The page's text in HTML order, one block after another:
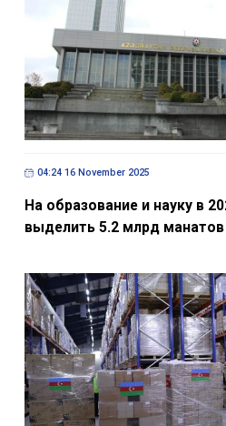
04:24 16 November 2025
На образование и науку в
выделить 5.2 млрд манатов